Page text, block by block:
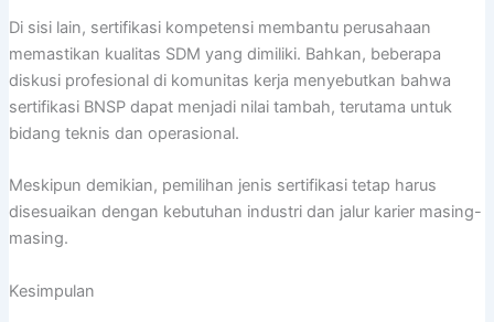
Di sisi lain, sertifikasi kompetensi membantu perusahaan
memastikan kualitas SDM yang dimiliki. Bahkan, beberapa
diskusi profesional di komunitas kerja menyebutkan bahwa
sertifikasi BNSP dapat menjadi nilai tambah, terutama untuk
bidang teknis dan operasional.
Meskipun demikian, pemilihan jenis sertifikasi tetap harus
disesuaikan dengan kebutuhan industri dan jalur karier masing-
masing.
Kesimpulan